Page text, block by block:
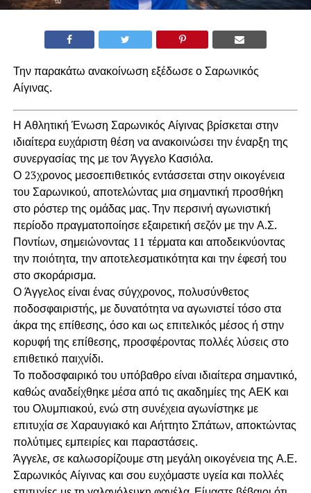
Την παρακάτω ανακοίνωση εξέδωσε ο Σαρωνικός
Αίγινας.
Η Αθλητική Ένωση Σαρωνικός Αίγινας βρίσκεται στην
ιδιαίτερα ευχάριστη θέση να ανακοινώσει την έναρξη της
συνεργασίας της με τον Άγγελο Κασιόλα.
Ο 23χρονος μεσοεπιθετικός εντάσσεται στην οικογένεια
του Σαρωνικού, αποτελώντας μια σημαντική προσθήκη
στο ρόστερ της ομάδας μας. Την περσινή αγωνιστική
περίοδο πραγματοποίησε εξαιρετική σεζόν με την Α.Σ.
Ποντίων, σημειώνοντας 11 τέρματα και αποδεικνύοντας
την ποιότητα, την αποτελεσματικότητα και την έφεσή του
στο σκοράρισμα.
Ο Άγγελος είναι ένας σύγχρονος, πολυσύνθετος
ποδοσφαιριστής, με δυνατότητα να αγωνιστεί τόσο στα
άκρα της επίθεσης, όσο και ως επιτελικός μέσος ή στην
κορυφή της επίθεσης, προσφέροντας πολλές λύσεις στο
επιθετικό παιχνίδι.
Το ποδοσφαιρικό του υπόβαθρο είναι ιδιαίτερα σημαντικό,
καθώς αναδείχθηκε μέσα από τις ακαδημίες της ΑΕΚ και
του Ολυμπιακού, ενώ στη συνέχεια αγωνίστηκε με
επιτυχία σε Χαραυγιακό και Αήττητο Σπάτων, αποκτώντας
πολύτιμες εμπειρίες και παραστάσεις.
Άγγελε, σε καλωσορίζουμε στη μεγάλη οικογένεια της Α.Ε.
Σαρωνικός Αίγινας και σου ευχόμαστε υγεία και πολλές